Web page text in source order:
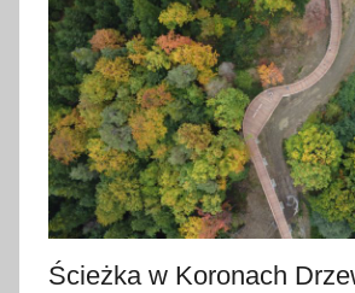
p
c
a
2
0
2
6
Ścieżka w Koronach